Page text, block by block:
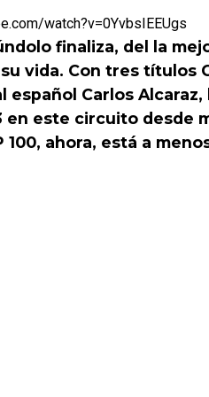
watch?v=0YvbsIEEUgs
finaliza, del la
vida. Con tres títulos
español Carlos
en este circuito desde
100, ahora, está a